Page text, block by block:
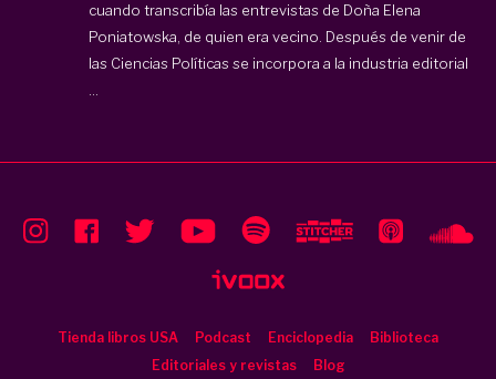
cuando transcribía las entrevistas de Doña Elena
Poniatowska, de quien era vecino. Después de venir de
las Ciencias Políticas se incorpora a la industria editorial
Tienda libros USA Podcast Enciclopedia
Biblioteca
Editoriales y revistas
Blog